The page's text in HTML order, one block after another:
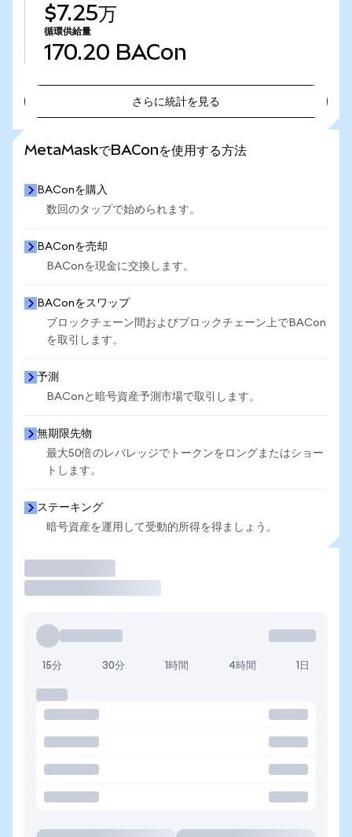
$7.25万
循環供給量
170.20 BACon
さらに統計を見る
MetaMaskでBAConを使用する方法
BAConを購入
数回のタップで始められます。
BAConを売却
BAConを現金に交換します。
BAConをスワップ
ブロックチェーン間およびブロックチェーン上でBACon
を取引します。
予測
BAConと暗号資産予測市場で取引します。
無期限先物
最大50倍のレバレッジでトークンをロングまたはショー
トします。
ステーキング
暗号資産を運用して受動的所得を得ましょう。
15分 30分 1時間 4時間 1日